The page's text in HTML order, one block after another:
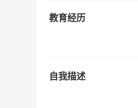
教育经历
自我描述